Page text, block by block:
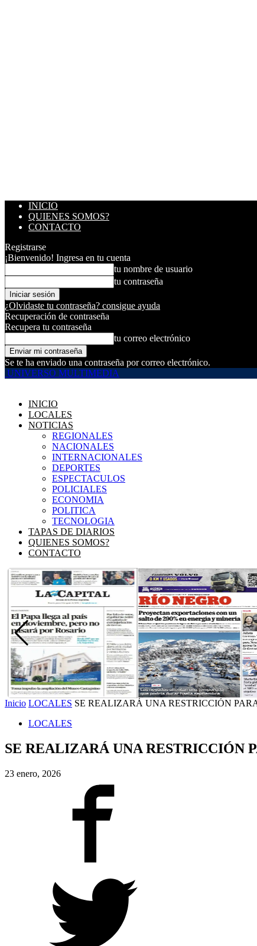
INICIO
QUIENES SOMOS?
CONTACTO
Registrarse
¡Bienvenido! Ingresa en tu cuenta
tu nombre de usuario
tu contraseña
¿Olvidaste tu contraseña? consigue ayuda
Recuperación de contraseña
Recupera tu contraseña
tu correo electrónico
Se te ha enviado una contraseña por correo electrónico.
UNIVERSO MULTIMEDIA
INICIO
LOCALES
NOTICIAS
REGIONALES
NACIONALES
INTERNACIONALES
DEPORTES
ESPECTACULOS
POLICIALES
ECONOMIA
POLITICA
TECNOLOGIA
TAPAS DE DIARIOS
QUIENES SOMOS?
CONTACTO
Inicio LOCALES SE REALIZARÁ UNA RESTRICCIÓN
LOCALES
SE REALIZARÁ UNA RESTRICCIÓN
23 enero, 2026